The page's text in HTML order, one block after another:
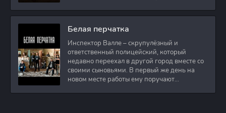
Белая перчатка
Инспектор Валле – скрупулёзный и
ответственный полицейский, который
недавно переехал в другой город вместе со
своими сыновьями. В первый же день на
новом месте работы ему поручают